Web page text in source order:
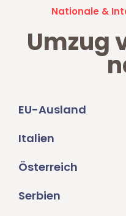
Nationale &
Umzug
EU-Ausland
Italien
Österreich
Serbien